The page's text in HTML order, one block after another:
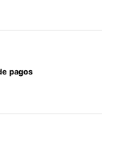
pagos